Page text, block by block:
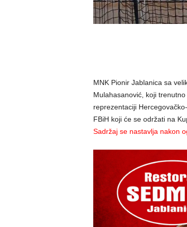
MNK Pionir Jablanica sa
Mulahasanović, koji
reprezentaciji
FBiH koji će se održati na
Sadržaj se nastavlja nakon